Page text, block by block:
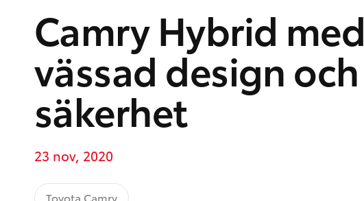
Camry Hybrid med
vässad design och
säkerhet
23 nov, 2020
Toyota Camry